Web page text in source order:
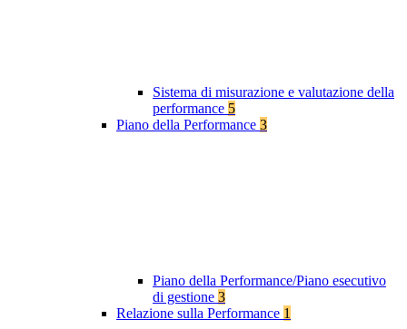
Sistema di misurazione e valutazione della
performance 5
Piano della Performance 3
Piano della Performance/Piano esecutivo
di gestione 3
Relazione sulla Performance 1